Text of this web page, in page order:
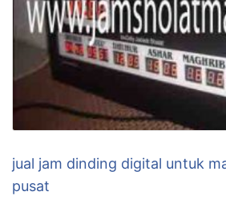
jual jam dinding digital untuk
pusat